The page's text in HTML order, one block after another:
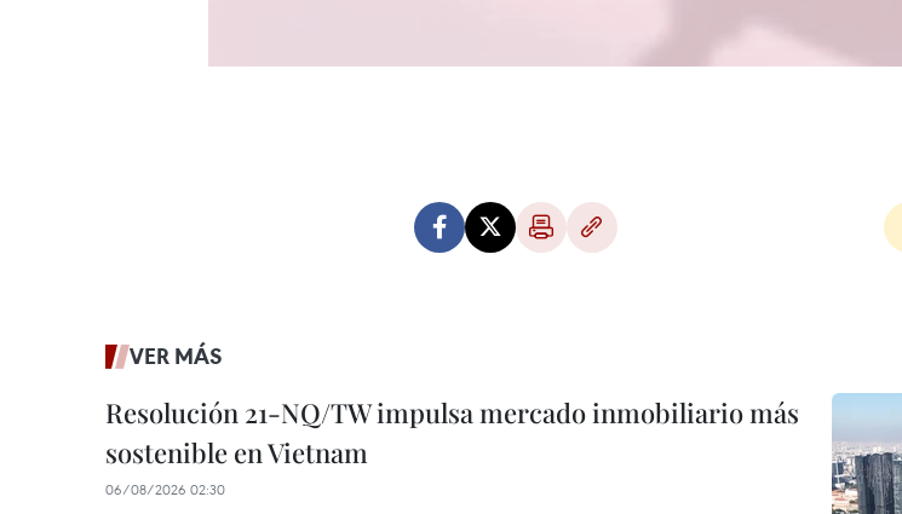
VER MÁS
Resolución 21-NQ/TW impulsa mercado inmobiliario más
sostenible en Vietnam
06/08/2026 02:30